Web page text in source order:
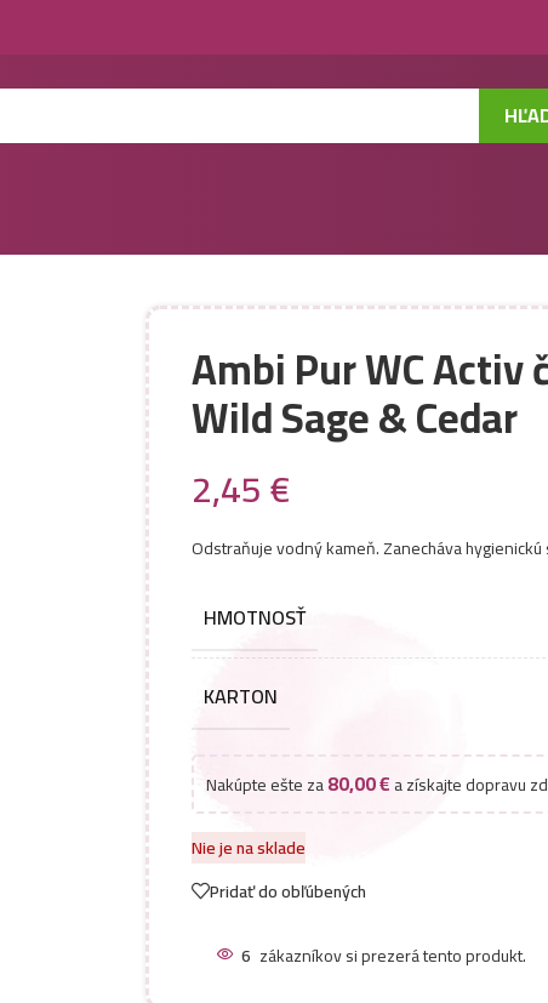
Ambi Pur WC
Wild Sage & Cedar
2,45€
Odstraňuje vodný kameň. Zanecháva
HMOTNOSŤ
KARTON
Nakúpte ešte za80,00€a získajte dopravu
Nie je na sklade
Pridať do obľúbených
6 zákazníkov si prezerá tento produkt.